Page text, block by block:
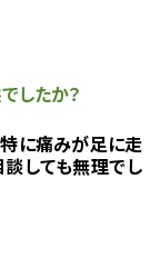
したか？
に痛みが足に走
しても無理でし